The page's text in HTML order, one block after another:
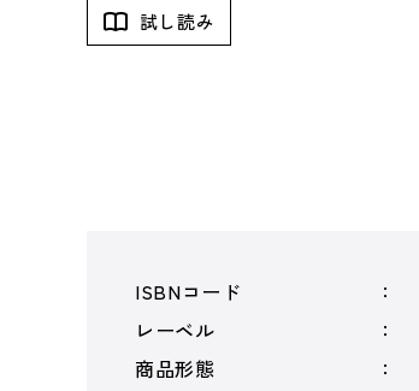
試し読み
ISBNコード
レーベル
商品形態